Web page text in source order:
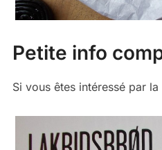
Petite info
Si vous êtes intéressé par